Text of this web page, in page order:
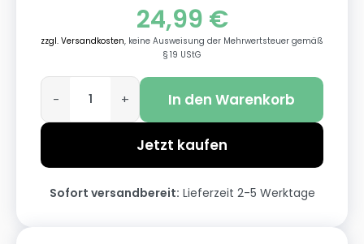
24,99 €
zzgl. Versandkosten, keine Ausweisung der Mehrwertsteuer gemäß
§ 19 UStG
- + In den Warenkorb
Jetzt kaufen
Sofort versandbereit: Lieferzeit 2-5 Werktage